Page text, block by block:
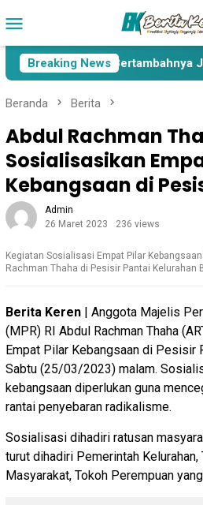
ke
Mobile
Breaking News
Paslon Pasca Bertambahnya
Beranda Berita
Abdul Rachman
Sosialisasikan
Kebangsaan di
Admin
26 Maret 2023
236 views
Kegiatan Sosialisasi Empat Pilar Kebangsaan
Rachman Thaha di Pesisir Pantai Kelurahan
Berita Keren | Anggota Majelis
(MPR) RI Abdul Rachman Thaha
Empat Pilar Kebangsaan di Pesisir
Sabtu (25/03/2023) malam.
kebangsaan diperlukan guna
rantai penyebaran radikalisme.
Sosialisasi dihadiri ratusan
turut dihadiri Pemerintah Kelurahan,
Masyarakat, Tokoh Perempuan